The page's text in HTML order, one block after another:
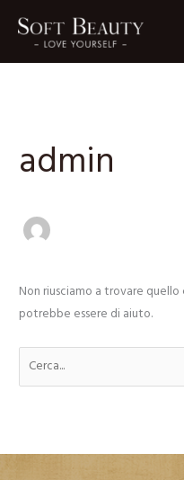
admin
Non riusciamo a trovare quello
potrebbe essere di aiuto.